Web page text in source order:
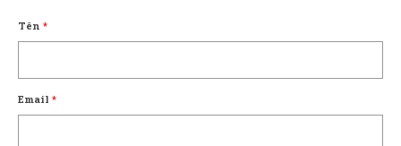
Tên *
Email *